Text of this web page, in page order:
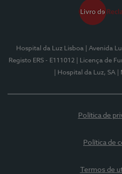
Hospital da Luz Lisboa | Avenida
Registo ERS - E111012
| Licença de
| Hospital da Luz, SA
Política de
Política de
Termos de